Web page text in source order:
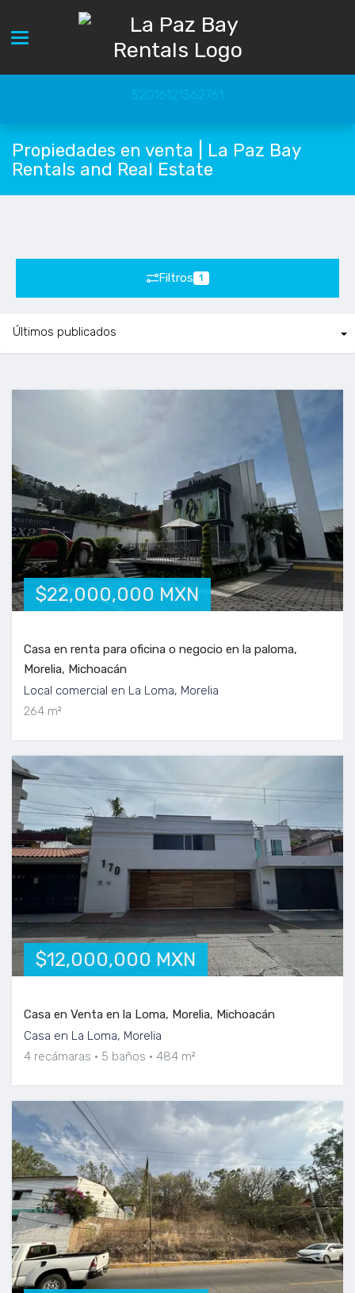
Toggle navigation
52016121362761
Propiedades en venta | La Paz Bay
Rentals and Real Estate
Filtros 1
$22,000,000 MXN
Casa en renta para oficina o negocio en la paloma,
Morelia, Michoacán
Local comercial en La Loma, Morelia
264 m²
$12,000,000 MXN
Casa en Venta en la Loma, Morelia, Michoacán
Casa en La Loma, Morelia
4 recámaras
5 baños 484 m²